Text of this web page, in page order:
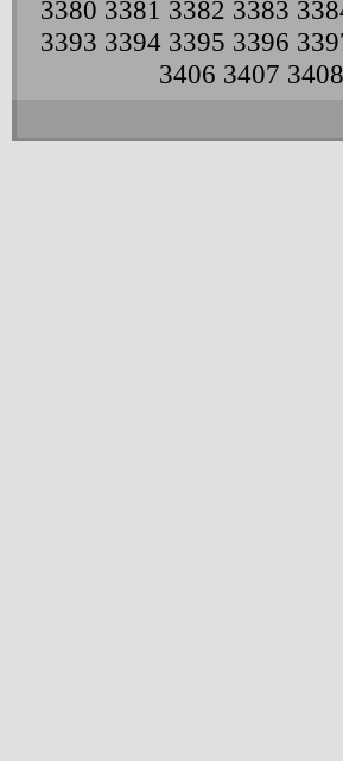
3380 3381 3382 3383
3393 3394 3395 3396
3406 3407 3408